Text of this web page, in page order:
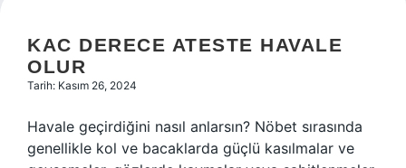
KAC DERECE ATESTE HAVALE
OLUR
Tarih: Kasım 26, 2024
Havale geçirdiğini nasıl anlarsın? Nöbet sırasında
genellikle kol ve bacaklarda güçlü kasılmalar ve